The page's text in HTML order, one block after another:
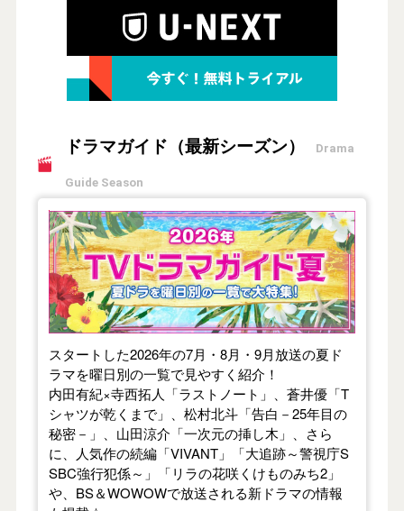
ドラマガイド（最新シーズン） Drama
Guide Season
【2026年夏】TVドラマガイド
スタートした2026年の7月・8月・9月放送の夏ド
ラマを曜日別の一覧で見やすく紹介！
内田有紀×寺西拓人「ラストノート」、蒼井優「T
シャツが乾くまで」、松村北斗「告白－25年目の
秘密－」、山田涼介「一次元の挿し木」、さら
に、人気作の続編「VIVANT」「大追跡～警視庁S
SBC強行犯係～」「リラの花咲くけものみち2」
や、BS＆WOWOWで放送される新ドラマの情報